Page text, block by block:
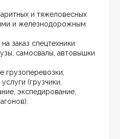
и тяжеловесных
и железнодорожным
заказ спецтехники
самосвалы, автовышки
грузоперевозки;
(грузчики,
экспедирование,